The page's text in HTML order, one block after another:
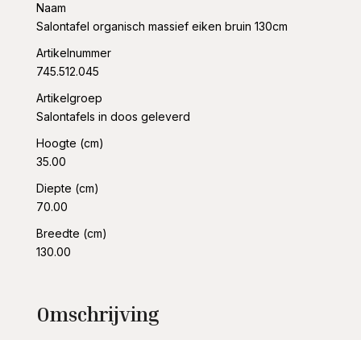
Naam
Salontafel organisch massief eiken bruin 130cm
Artikelnummer
745.512.045
Artikelgroep
Salontafels in doos geleverd
Hoogte (cm)
35.00
Diepte (cm)
70.00
Breedte (cm)
130.00
Omschrijving